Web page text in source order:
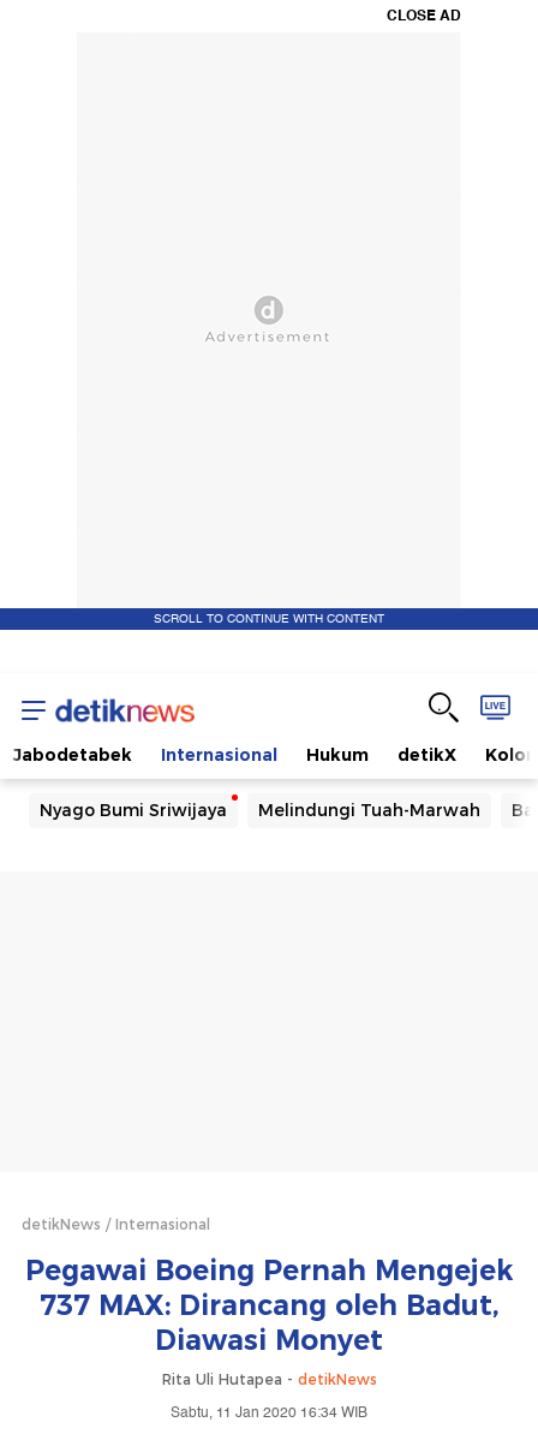
CLOSE AD
SCROLL TO CONTINUE WITH CONTENT
Jabodetabek Internasional Hukum detikX
Nyago Bumi Sriwijaya Melindungi Tuah-Marwah
detikNews Internasional
Pegawai Boeing Pernah Mengejek
737 MAX: Dirancang oleh Badut,
Diawasi Monyet
Rita Uli Hutapea - detikNews
Sabtu, 11 Jan 2020 16:34 WIB